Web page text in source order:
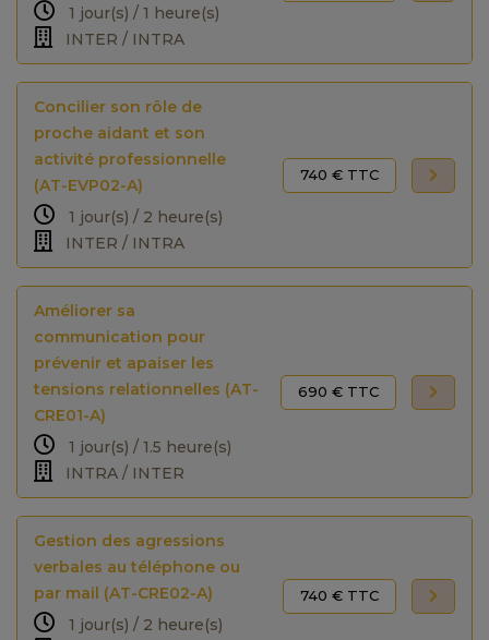
1 jour(s) / 1 heure(s)
INTER / INTRA
Concilier son rôle de
proche aidant et son
activité professionnelle
(AT-EVP02-A)
1 jour(s) / 2 heure(s)
INTER / INTRA
740 € TTC
Améliorer sa
communication pour
prévenir et apaiser les
tensions relationnelles (AT-
CRE01-A)
1 jour(s) / 1.5 heure(s)
INTRA / INTER
690 € TTC
Gestion des agressions
verbales au téléphone ou
par mail (AT-CRE02-A)
1 jour(s) / 2 heure(s)
740 € TTC